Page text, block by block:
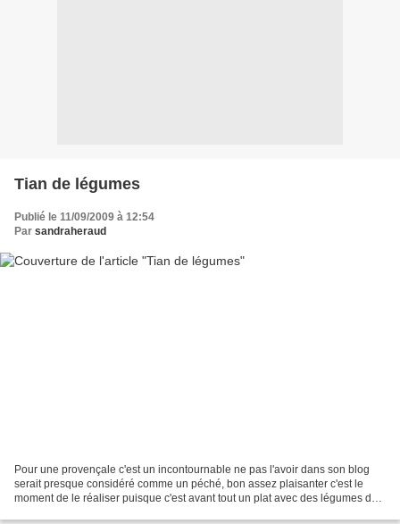
Tian de légumes
Publié le 11/09/2009 à 12:54
Par sandraheraud
Pour une provençale c'est un incontournable ne pas l'avoir dans son blog
serait presque considéré comme un péché, bon assez plaisanter c'est le
moment de le réaliser puisque c'est avant tout un plat avec des légumes de